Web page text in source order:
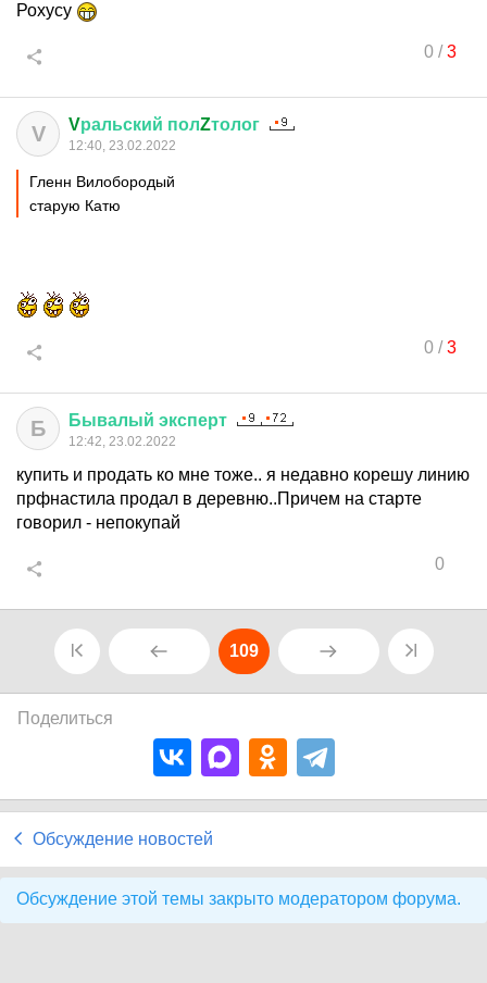
Рохусу
0/3
V Vральский полZтолог
12:40, 23.02.2022
Гленн Вилобородый
старую Катю
0/3
Б Бывалый эксперт
12:42, 23.02.2022
купить и продать ко мне тоже.. я недавно корешу линию
прфнастила продал в деревню..Причем на старте
говорил - непокупай
0
109
Поделиться
Обсуждение новостей
Обсуждение этой темы закрыто модератором форума.